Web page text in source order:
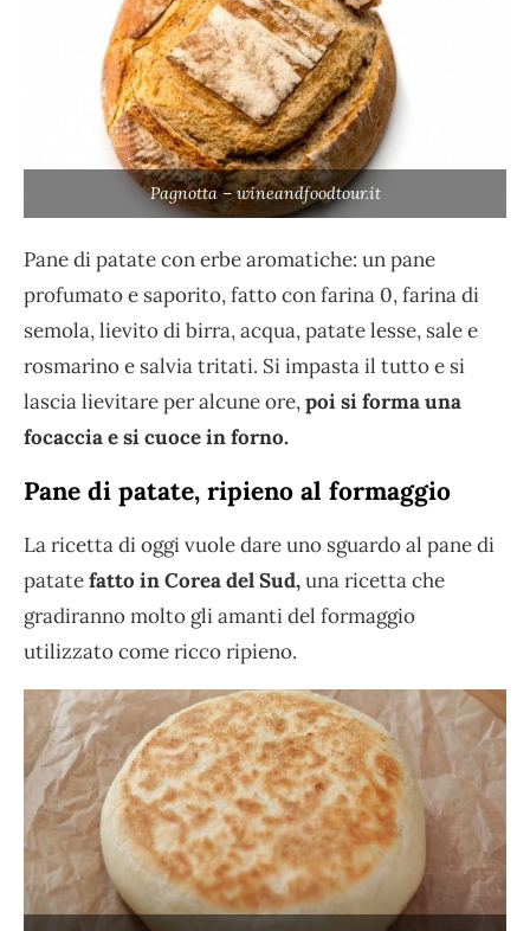
Pagnotta – wineandfoodtour.it
Pane di patate con erbe aromatiche: un pane
profumato e saporito, fatto con farina 0, farina di
semola, lievito di birra, acqua, patate lesse, sale e
rosmarino e salvia tritati. Si impasta il tutto e si
lascia lievitare per alcune ore,poi si forma una
focaccia e si cuoce in forno.
Pane di patate, ripieno al formaggio
La ricetta di oggi vuole dare uno sguardo al pane di
patatefatto in Corea del Sud,una ricetta che
gradiranno molto gli amanti del formaggio
utilizzato come ricco ripieno.